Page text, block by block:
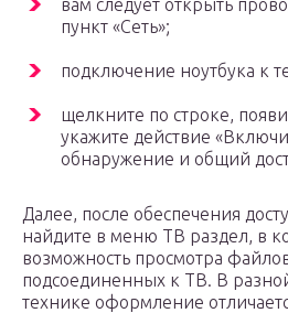
вам следует открыть
пункт «Сеть»;
подключение ноутбука к
щелкните по строке,
укажите действие
обнаружение и общий
Далее, после обеспечения
найдите в меню ТВ раздел, в
возможность просмотра
подсоединенных к ТВ. В
технике оформление